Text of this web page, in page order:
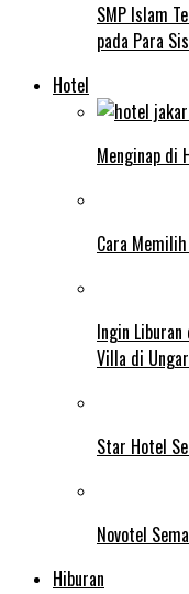
SMP Islam
pada Para
Hotel
Menginap di
Cara
Ingin
Villa di
Star Hotel
Novotel
Hiburan